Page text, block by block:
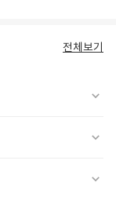
전체보기